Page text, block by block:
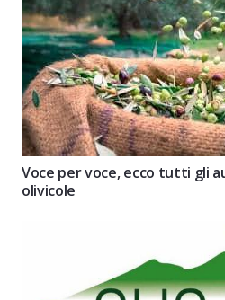
Voce per voce, ecco tutti gli
olivicole